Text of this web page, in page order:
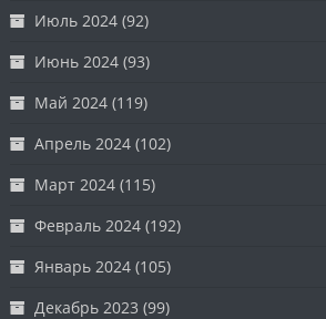
Июль 2024 (92)
Июнь 2024 (93)
Май 2024 (119)
Апрель 2024 (102)
Март 2024 (115)
Февраль 2024 (192)
Январь 2024 (105)
Декабрь 2023 (99)